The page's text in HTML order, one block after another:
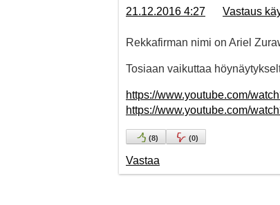
21.12.2016 4:27
Vastaus
Rekkafirman nimi on Ariel
Tosiaan vaikuttaa
https://www.youtube.com/
https://www.youtube.com/
(8) (0)
Vastaa